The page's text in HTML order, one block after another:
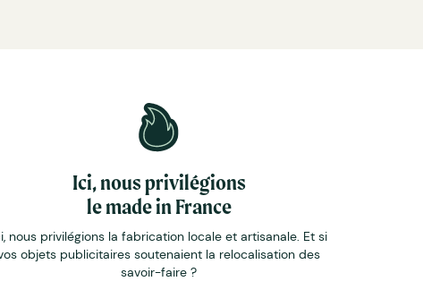
Ici, nous privilégions
le made in France
nous privilégions la fabrication locale et artisanale. Et si
objets publicitaires soutenaient la relocalisation des
savoir-faire ?